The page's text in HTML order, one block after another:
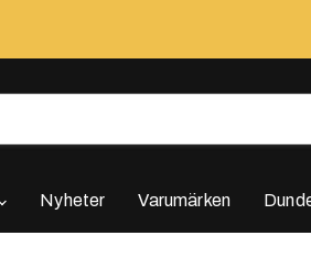
Nyheter Varumärken